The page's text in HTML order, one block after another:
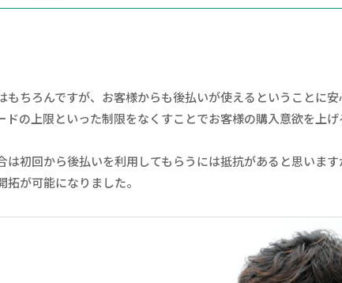
ちろんですが、お客様からも後払いが使えるということに
の上限といった制限をなくすことでお客様の購入意欲を上
初回から後払いを利用してもらうには抵抗があると思いま
が可能になりました。